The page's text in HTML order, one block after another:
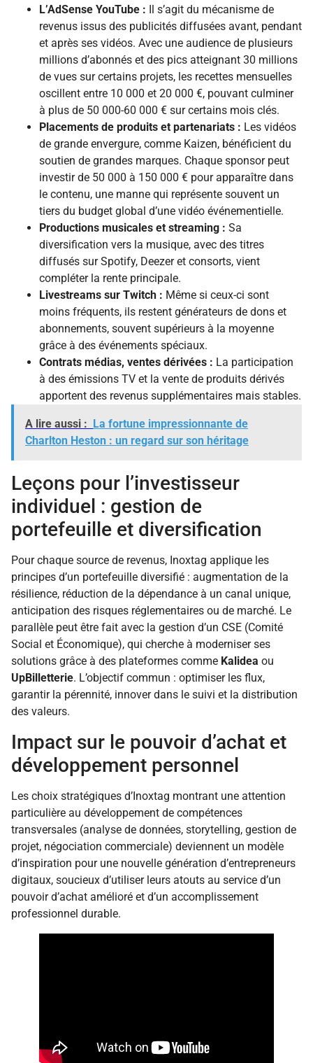
L’AdSense YouTube : Il s’agit du mécanisme de
revenus issus des publicités diffusées avant, pendant
et après ses vidéos. Avec une audience de plusieurs
millions d’abonnés et des pics atteignant 30 millions
de vues sur certains projets, les recettes mensuelles
oscillent entre 10 000 et 20 000 €, pouvant culminer
à plus de 50 000-60 000 € sur certains mois clés.
Placements de produits et partenariats : Les vidéos
de grande envergure, comme Kaizen, bénéficient du
soutien de grandes marques. Chaque sponsor peut
investir de 50 000 à 150 000 € pour apparaître dans
le contenu, une manne qui représente souvent un
tiers du budget global d’une vidéo événementielle.
Productions musicales et streaming : Sa
diversification vers la musique, avec des titres
diffusés sur Spotify, Deezer et consorts, vient
compléter la rente principale.
Livestreams sur Twitch : Même si ceux-ci sont
moins fréquents, ils restent générateurs de dons et
abonnements, souvent supérieurs à la moyenne
grâce à des événements spéciaux.
Contrats médias, ventes dérivées : La participation
à des émissions TV et la vente de produits dérivés
apportent des revenus supplémentaires mais stables.
A lire aussi : La fortune impressionnante de
Charlton Heston : un regard sur son héritage
Leçons pour l’investisseur
individuel : gestion de
portefeuille et diversification
Pour chaque source de revenus, Inoxtag applique les
principes d’un portefeuille diversifié : augmentation de la
résilience, réduction de la dépendance à un canal unique,
anticipation des risques réglementaires ou de marché. Le
parallèle peut être fait avec la gestion d’un CSE (Comité
Social et Économique), qui cherche à moderniser ses
solutions grâce à des plateformes comme Kalidea ou
UpBilletterie. L’objectif commun : optimiser les flux,
garantir la pérennité, innover dans le suivi et la distribution
des valeurs.
Impact sur le pouvoir d’achat et
développement personnel
Les choix stratégiques d’Inoxtag montrant une attention
particulière au développement de compétences
transversales (analyse de données, storytelling, gestion de
projet, négociation commerciale) deviennent un modèle
d’inspiration pour une nouvelle génération d’entrepreneurs
digitaux, soucieux d’utiliser leurs atouts au service d’un
pouvoir d’achat amélioré et d’un accomplissement
professionnel durable.